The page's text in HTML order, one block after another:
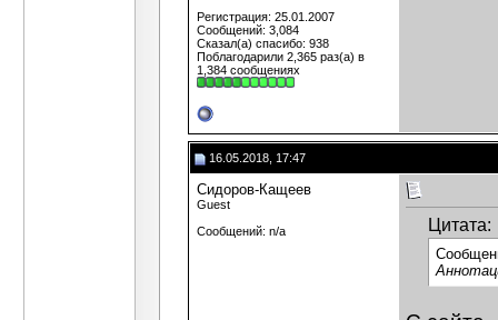
Регистрация: 25.01.2007
Сообщений: 3,084
Сказал(а) спасибо: 938
Поблагодарили 2,365 раз(а) в
1,384 сообщениях
16.05.2018, 17:47
Сидоров-Кащеев
Guest
Сообщений: n/a
Цитата: